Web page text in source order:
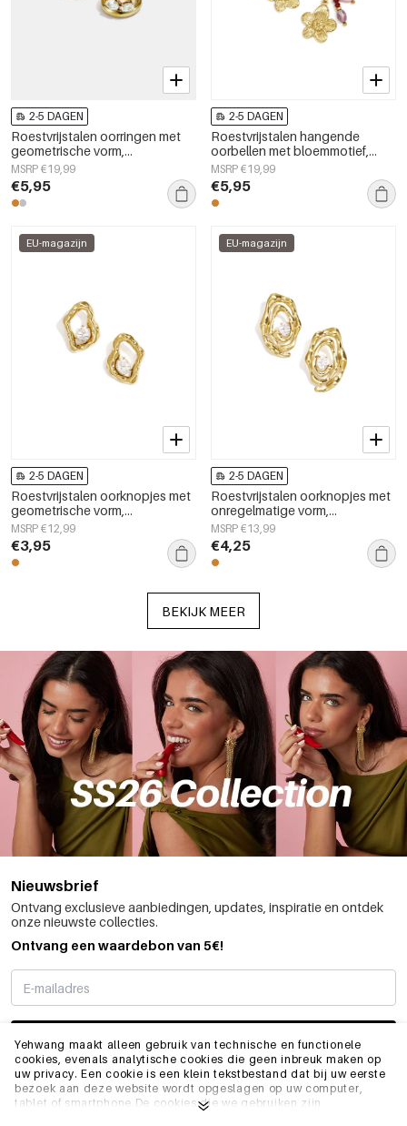
Yehwang maakt alleen gebruik van technische en functionele
cookies, evenals analytische cookies die geen inbreuk maken op
uw privacy. Een cookie is een klein tekstbestand dat bij uw eerste
bezoek aan deze website wordt opgeslagen op uw computer,
tablet of smartphone.De cookies die we gebruiken zijn
2-5 DAGEN
Roestvrijstalen oorringen met
geometrische vorm,
eenvoudige, alledaagse serie,
damessieraden
MSRP €19,99
€5,95
2-5 DAGEN
Roestvrijstalen hangende
oorbellen met bloemmotief,
eenvoudige dagelijkse sieraden
uit de Simple-serie voor dames.
MSRP €19,99
€5,95
EU-magazijn
2-5 DAGEN
Roestvrijstalen oorknopjes met
geometrische vorm,
eenvoudige, alledaagse serie,
damessieraden
MSRP €12,99
€3,95
EU-magazijn
2-5 DAGEN
Roestvrijstalen oorknopjes met
onregelmatige vorm,
eenvoudige, alledaagse serie,
dames sieraden
MSRP €13,99
€4,25
BEKIJK MEER
Nieuwsbrief
Ontvang exclusieve aanbiedingen, updates, inspiratie en ontdek
onze nieuwste collecties.
Ontvang een waardebon van 5€!
SCHRIJF ME IN
INFO